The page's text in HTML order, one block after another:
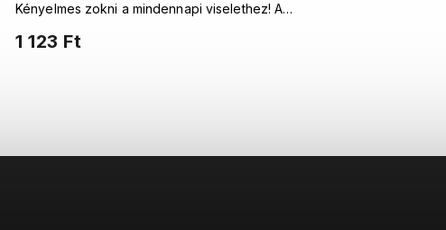
1 123 Ft
Kényelmes zokni a mindennapi viselethez! A